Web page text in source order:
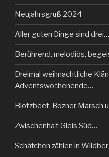
Neujahrsgruß 2024
Aller guten Dinge sind drei…
Berührend, melodiös,
Dreimal weihnachtliche
Adventswochenende…
Blotzbeet, Bozner Marsch
Zwischenhalt Gleis Süd…
Schäfchen zählen in